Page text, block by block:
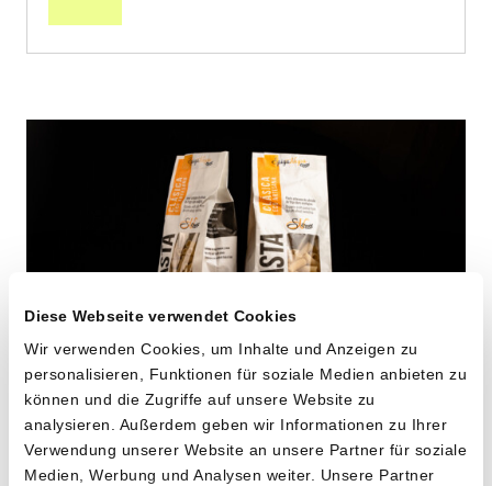
Diese Webseite verwendet Cookies
Wir verwenden Cookies, um Inhalte und Anzeigen zu
personalisieren, Funktionen für soziale Medien anbieten zu
können und die Zugriffe auf unsere Website zu
analysieren. Außerdem geben wir Informationen zu Ihrer
Verwendung unserer Website an unsere Partner für soziale
Medien, Werbung und Analysen weiter. Unsere Partner
Maccheroni aus alten
Hartweizensorten